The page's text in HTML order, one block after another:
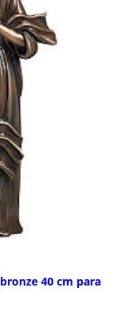
40 cm para